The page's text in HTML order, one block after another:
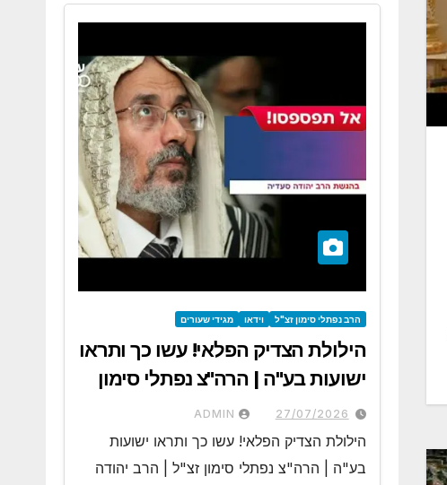
הרב נפתלי סימון זצ"ל וידאו מגידי שעורים
הילולת הצדיק הפלאי! עשו כך ותראו
ישועות בע"ה | הרה"צ נפתלי סימון
זצ"ל | הרב יהודה סעדיה27/07/2026
ADMIN
הילולת הצדיק הפלאי! עשו כך ותראו ישועות
בע"ה | הרה"צ נפתלי סימון זצ"ל | הרב יהודה